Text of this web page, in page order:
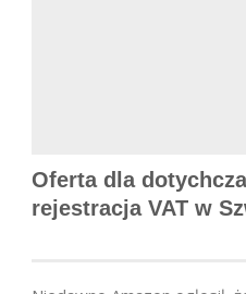
Oferta dla
rejestracja VAT w